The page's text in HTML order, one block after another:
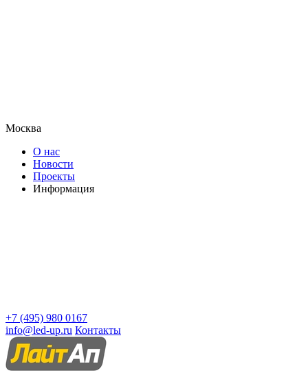
Москва
О нас
Новости
Проекты
Информация
+7 (495) 980 0167
info@led-up.ru Контакты